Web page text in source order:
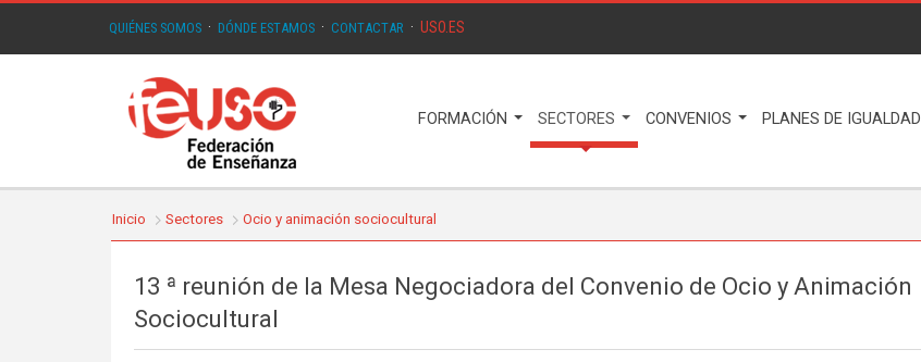
QUIÉNES SOMOS · DÓNDE ESTAMOS · CONTACTAR · USO.ES
FORMACIÓN SECTORES CONVENIOS PLANES DE IGUALDAD
Inicio Sectores Ocio y animación sociocultural
13 ª reunión de la Mesa Negociadora del Convenio de Ocio y Animación
Sociocultural